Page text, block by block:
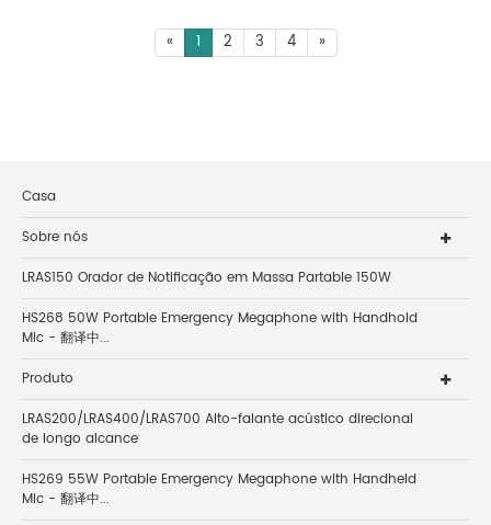
« 1 2 3 4 »
Casa
Sobre nós
LRAS150 Orador de Notificação em Massa Partable 150W
HS268 50W Portable Emergency Megaphone with Handhold
Mic - 翻译中...
Produto
LRAS200/LRAS400/LRAS700 Alto-falante acústico direcional
de longo alcance
HS269 55W Portable Emergency Megaphone with Handheld
Mic - 翻译中...